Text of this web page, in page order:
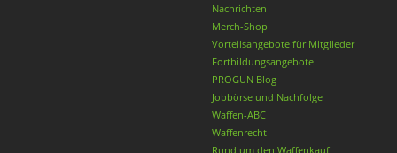
Nachrichten
Merch-Shop
Vorteilsangebote für Mitglieder
Fortbildungsangebote
PROGUN Blog
Jobbörse und Nachfolge
Waffen-ABC
Waffenrecht
Rund um den Waffenkauf